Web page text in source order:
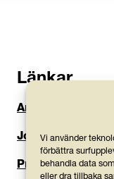
Vi använder
förbättra
behandla data
Länkar
Anlita Friends
Jobba hos oss
Prenumerera på